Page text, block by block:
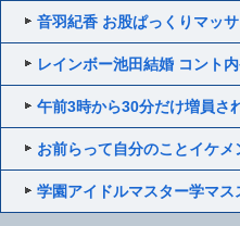
音羽紀香 お股ぱっくりマッ
レインボー池田結婚 コント
午前3時から30分だけ増員さ
お前らって自分のことイケメ
学園アイドルマスター学マス